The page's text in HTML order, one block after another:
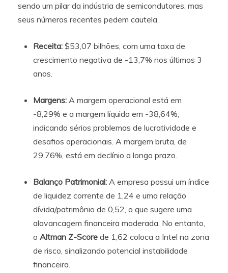
sendo um pilar da indústria de semicondutores, mas
seus números recentes pedem cautela.
Receita: $53,07 bilhões, com uma taxa de
crescimento negativa de -13,7% nos últimos 3
anos.
Margens: A margem operacional está em
-8,29% e a margem líquida em -38,64%,
indicando sérios problemas de lucratividade e
desafios operacionais. A margem bruta, de
29,76%, está em declínio a longo prazo.
Balanço Patrimonial: A empresa possui um índice
de liquidez corrente de 1,24 e uma relação
dívida/patrimônio de 0,52, o que sugere uma
alavancagem financeira moderada. No entanto,
o Altman Z-Score de 1,62 coloca a Intel na zona
de risco, sinalizando potencial instabilidade
financeira.